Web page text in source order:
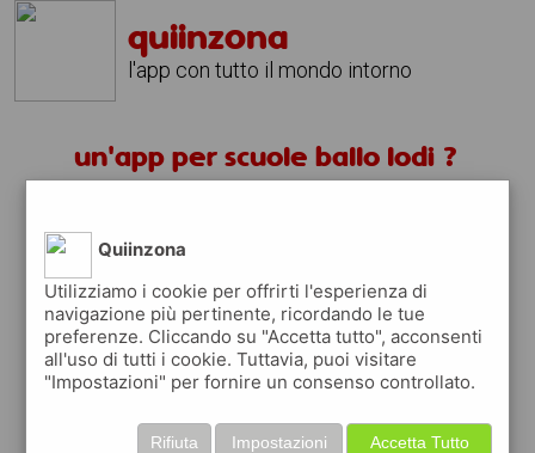
quiinzona
l'app con tutto il mondo intorno
un'app per scuole ballo lodi ?
quiinzona è una app
gratuita
che ti aiuta se cerchi 'un'app per scuole
ballo lodi ? ' e che ti premia ogni volta che
la usi
raccogli punti da convertire inbuoni sconto
Quiinzona
Utilizziamo i cookie per offrirti l'esperienza di
navigazione più pertinente, ricordando le tue
preferenze. Cliccando su "Accetta tutto", acconsenti
all'uso di tutti i cookie. Tuttavia, puoi visitare
"Impostazioni" per fornire un consenso controllato.
Accetta Tutto
Impostazioni
Rifiuta